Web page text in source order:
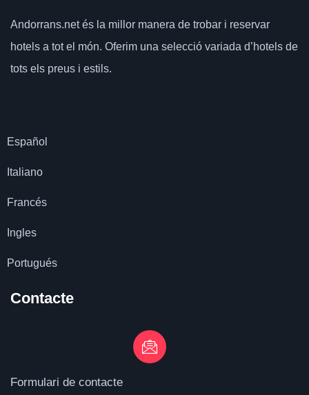
Andorrans.netés la millor manera de trobar i reservar
hotels a tot el món. Oferim una selecció variada d’hotels de
tots els preus i estils.
Español
Italiano
Francés
Ingles
Portugués
Contacte
Formulari de contacte